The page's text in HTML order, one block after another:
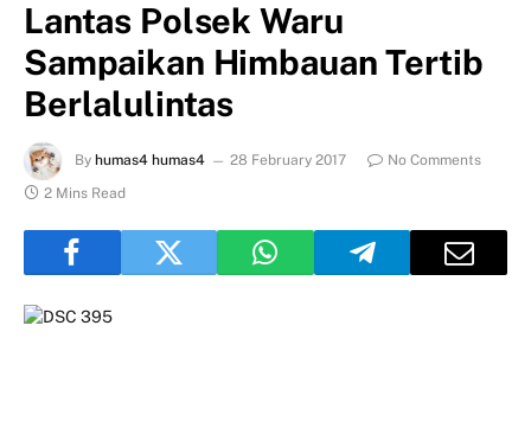
Lantas Polsek Waru
Sampaikan Himbauan Tertib
Berlalulintas
By humas4 humas4 28 February 2017
No Comments
2 Mins Read